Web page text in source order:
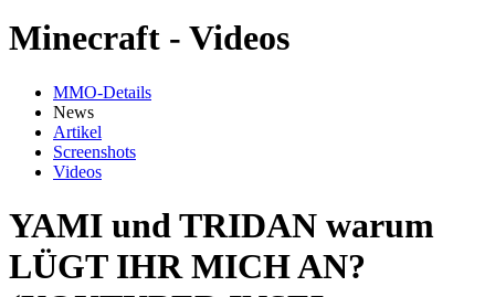
Minecraft - Videos
MMO-Details
News
Artikel
Screenshots
Videos
YAMI und TRIDAN warum
LÜGT IHR MICH AN?